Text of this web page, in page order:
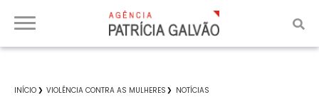
INÍCIO VIOLÊNCIA CONTRA AS MULHERES NOTÍCIAS